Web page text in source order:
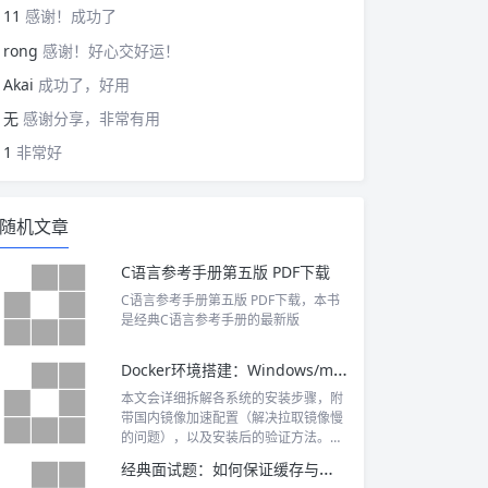
11 感谢！成功了
rong 感谢！好心交好运！
Akai 成功了，好用
无 感谢分享，非常有用
1 非常好
随机文章
C语言参考手册第五版 PDF下载
C语言参考手册第五版 PDF下载，本书
是经典C语言参考手册的最新版
Docker环境搭建：Windows/macOS/Linux全平台教程
本文会详细拆解各系统的安装步骤，附
带国内镜像加速配置（解决拉取镜像慢
的问题），以及安装后的验证方法。最
经典面试题：如何保证缓存与数据库的双写一致性？